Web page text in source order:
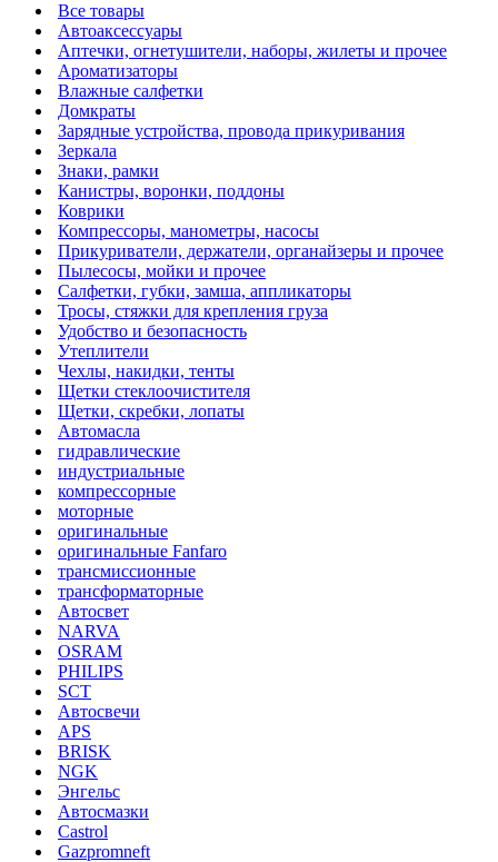
Все товары
Автоаксессуары
Аптечки, огнетушители, наборы, жилеты и прочее
Ароматизаторы
Влажные салфетки
Домкраты
Зарядные устройства, провода прикуривания
Зеркала
Знаки, рамки
Канистры, воронки, поддоны
Коврики
Компрессоры, манометры, насосы
Прикуриватели, держатели, органайзеры и прочее
Пылесосы, мойки и прочее
Салфетки, губки, замша, аппликаторы
Тросы, стяжки для крепления груза
Удобство и безопасность
Утеплители
Чехлы, накидки, тенты
Щетки стеклоочистителя
Щетки, скребки, лопаты
Автомасла
гидравлические
индустриальные
компрессорные
моторные
оригинальные
оригинальные Fanfaro
трансмиссионные
трансформаторные
Автосвет
NARVA
OSRAM
PHILIPS
SCT
Автосвечи
APS
BRISK
NGK
Энгельс
Автосмазки
Castrol
Gazpromneft